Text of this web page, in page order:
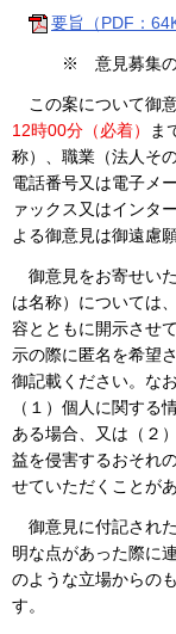
要旨（PDF：
※ 意見募集の
この案について御
12時00分（必着）
ま
称）、職業（法人そ
電話番号又は電子メ
ァックス又はインタ
よる御意見は御遠慮
御意見をお寄せい
は名称）については
容とともに開示させ
示の際に匿名を希望
御記載ください。な
（１）個人に関する
ある場合、又は（２
益を侵害するおそれ
せていただくことがあ
御意見に付記され
明な点があった際に
のような立場からの
す。